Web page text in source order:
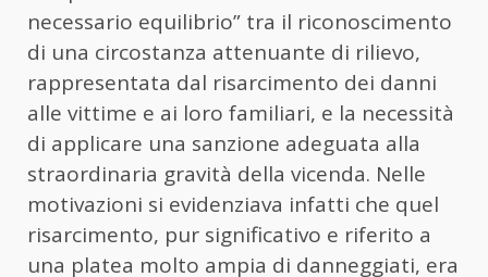
necessario equilibrio” tra il riconoscimento
di una circostanza attenuante di rilievo,
rappresentata dal risarcimento dei danni
alle vittime e ai loro familiari, e la necessità
di applicare una sanzione adeguata alla
straordinaria gravità della vicenda. Nelle
motivazioni si evidenziava infatti che quel
risarcimento, pur significativo e riferito a
una platea molto ampia di danneggiati, era